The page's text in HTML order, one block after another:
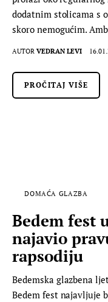
dodatnim stolicama s
skoro nemogućim.
AUTOR VEDRAN LEVI
PROČITAJ VIŠE
DOMAĆA GLAZBA
Bedem fest
najavio
rapsodiju
Bedemska glazbena
Bedem fest najavljuje